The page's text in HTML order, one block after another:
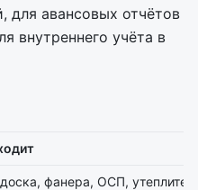
для авансовых отчётов
внутреннего учёта в
фанера, ОСП,